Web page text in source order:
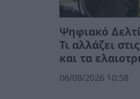
Ψηφιακό
Τι αλλάζει
και τα
06/08/2026 10:58